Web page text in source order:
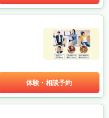
体験・相談予約